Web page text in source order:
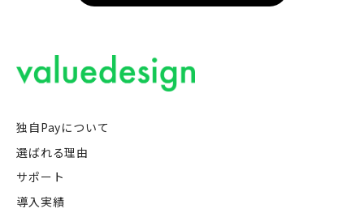
独自Payについて
選ばれる理由
サポート
導入実績